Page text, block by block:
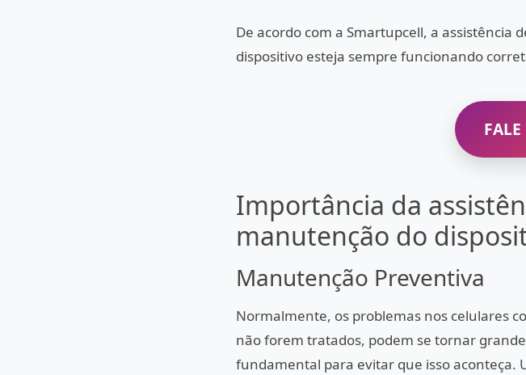
De acordo com a Smartupcell, a
dispositivo esteja sempre funcionando
Importância da
manutenção do
Manutenção Preventiva
Normalmente, os problemas nos celulares
não forem tratados, podem se tornar
fundamental para evitar que isso aconteça.